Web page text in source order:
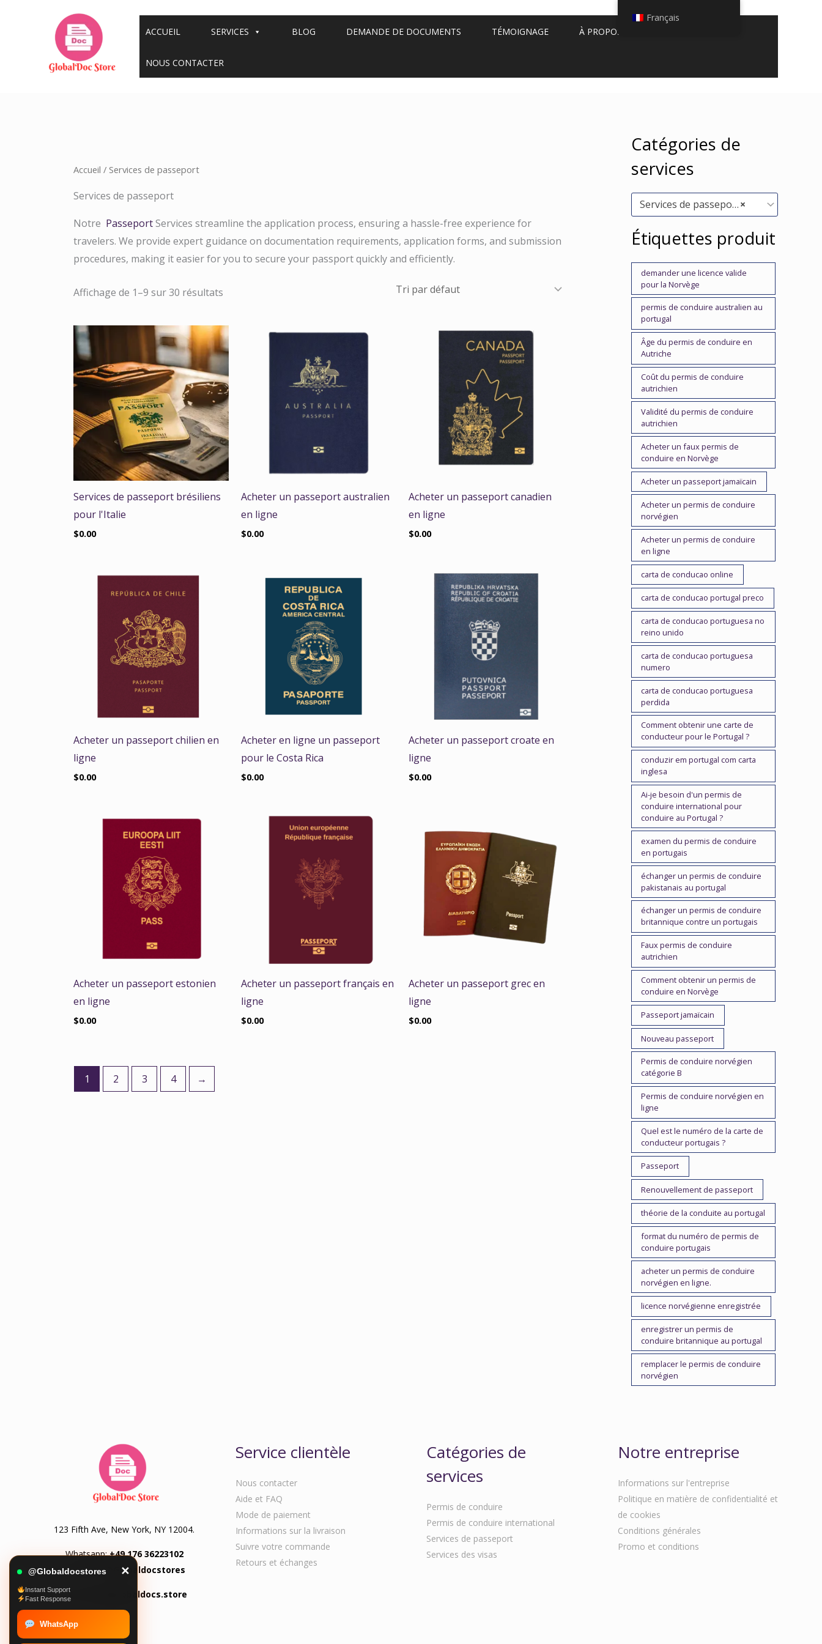
ACCUEIL SERVICES BLOG DEMANDE DE DOCUMENTS TÉMOIGNAGE À PROPOS DE NOUS
NOUS CONTACTER
Accueil / Services de passeport
Services de passeport
Notre PasseportServices streamline the application process, ensuring a hassle-free experience for
travelers. We provide expert guidance on documentation requirements, application forms, and submission
procedures, making it easier for you to secure your passport quickly and efficiently.
Affichage de 1–9 sur 30 résultats
Services de passeport brésiliens
pour l'Italie
$0.00
Acheter un passeport australien
en ligne
$0.00
Acheter un passeport canadien
en ligne
$0.00
Acheter un passeport chilien en
ligne
$0.00
Acheter en ligne un passeport
pour le Costa Rica
$0.00
Acheter un passeport croate en
ligne
$0.00
Acheter un passeport estonien
en ligne
$0.00
Acheter un passeport français en
ligne
$0.00
Acheter un passeport grec en
ligne
$0.00
1 2 3 4 →
Catégories de
services
×
Services de passeport (30)
Étiquettes produit
demander une licence valide
pour la Norvège
permis de conduire australien au
portugal
Âge du permis de conduire en
Autriche
Coût du permis de conduire
autrichien
Validité du permis de conduire
autrichien
Acheter un faux permis de
conduire en Norvège
Acheter un passeport jamaïcain
Acheter un permis de conduire
norvégien
Acheter un permis de conduire
en ligne
carta de conducao online
carta de conducao portugal preco
carta de conducao portuguesa no
reino unido
carta de conducao portuguesa
numero
carta de conducao portuguesa
perdida
Comment obtenir une carte de
conducteur pour le Portugal ?
conduzir em portugal com carta
inglesa
Ai-je besoin d'un permis de
conduire international pour
conduire au Portugal ?
examen du permis de conduire
en portugais
échanger un permis de conduire
pakistanais au portugal
échanger un permis de conduire
britannique contre un portugais
Faux permis de conduire
autrichien
Comment obtenir un permis de
conduire en Norvège
Passeport jamaïcain
Nouveau passeport
Permis de conduire norvégien
catégorie B
Permis de conduire norvégien en
ligne
Quel est le numéro de la carte de
conducteur portugais ?
Passeport
Renouvellement de passeport
théorie de la conduite au portugal
format du numéro de permis de
conduire portugais
acheter un permis de conduire
norvégien en ligne.
licence norvégienne enregistrée
enregistrer un permis de
conduire britannique au portugal
remplacer le permis de conduire
norvégien
123 Fifth Ave, New York, NY 12004.
Whatsapp:+49 176 36223102
Telegram:@Globaldocstores
Email: info@globaldocs.store
Service clientèle
Nous contacter
Aide et FAQ
Mode de paiement
Informations sur la livraison
Suivre votre commande
Retours et échanges
Catégories de
services
Permis de conduire
Permis de conduire international
Services de passeport
Services des visas
Notre entreprise
Informations sur l'entreprise
Politique en matière de confidentialité et
de cookies
Conditions générales
Promo et conditions
Français
@Globaldocstores ✕
Instant Support
Fast Response
WhatsApp